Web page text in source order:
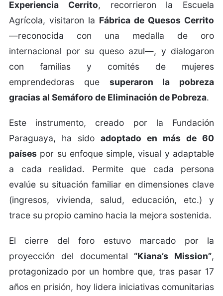
Experiencia Cerrito, recorrieron la Escuela
Agrícola, visitaron la Fábrica de Quesos Cerrito
—reconocida con una medalla de oro
internacional por su queso azul—, y dialogaron
con familias y comités de mujeres
emprendedoras que superaron la pobreza
gracias al Semáforo de Eliminación de Pobreza.
Este instrumento, creado por la Fundación
Paraguaya, ha sido adoptado en más de 60
países por su enfoque simple, visual y adaptable
a cada realidad. Permite que cada persona
evalúe su situación familiar en dimensiones clave
(ingresos, vivienda, salud, educación, etc.) y
trace su propio camino hacia la mejora sostenida.
El cierre del foro estuvo marcado por la
proyección del documental “Kiana’s Mission”,
protagonizado por un hombre que, tras pasar 17
años en prisión, hoy lidera iniciativas comunitarias